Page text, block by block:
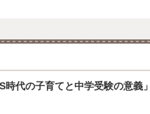
時代の子育てと中学受験の意義